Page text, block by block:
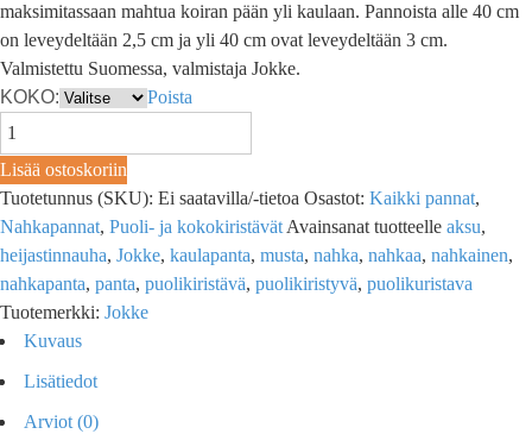
maksimitassaan mahtua koiran pään yli kaulaan. Pannoista alle 40 cm
on leveydeltään 2,5 cm ja yli 40 cm ovat leveydeltään 3 cm.
Valmistettu Suomessa, valmistaja Jokke.
KOKO:
Poista
Lisää ostoskoriin
Tuotetunnus (SKU): Ei saatavilla/-tietoa Osastot: Kaikki pannat,
Nahkapannat, Puoli- ja kokokiristävät Avainsanat tuotteelle aksu,
heijastinnauha, Jokke, kaulapanta, musta, nahka, nahkaa, nahkainen,
nahkapanta, panta, puolikiristävä, puolikiristyvä, puolikuristava
Tuotemerkki: Jokke
Kuvaus
Lisätiedot
Arviot (0)